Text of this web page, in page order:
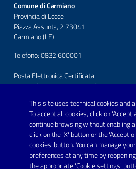
This site uses technical cookies and
To accept all cookies, click on 'Accept
continue browsing without enabling
click on the 'X' button or the 'Accept
cookies' button. You can manage
preferences at any time by
the appropriate 'Cookie settings'
Comune di Carmiano
Provincia di Lecce
Piazza Assunta, 2 73041
Carmiano (LE)
Telefono: 0832 600001
Posta Elettronica Certificata:
URP - Ufficio Relazioni con il Pubblico
FOLLOW US ON
Youtube